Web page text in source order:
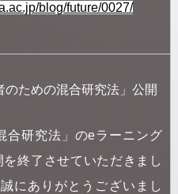
blog/future/0027/
ための混合研究法」公開
研究法」のeラーニング
終了させていただきまし
にありがとうございまし